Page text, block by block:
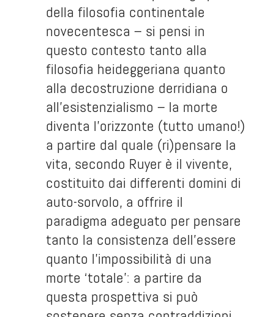
della filosofia continentale
novecentesca – si pensi in
questo contesto tanto alla
filosofia heideggeriana quanto
alla decostruzione derridiana o
all’esistenzialismo – la morte
diventa l’orizzonte (tutto umano!)
a partire dal quale (ri)pensare la
vita, secondo Ruyer è il vivente,
costituito dai differenti domini di
auto-sorvolo, a offrire il
paradigma adeguato per pensare
tanto la consistenza dell’essere
quanto l’impossibilità di una
morte ‘totale’: a partire da
questa prospettiva si può